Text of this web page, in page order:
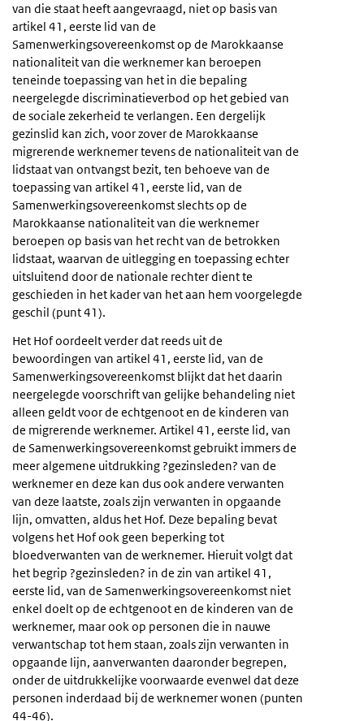
van die staat heeft aangevraagd, niet op basis van
artikel 41, eerste lid van de
Samenwerkingsovereenkomst op de Marokkaanse
nationaliteit van die werknemer kan beroepen
teneinde toepassing van het in die bepaling
neergelegde discriminatieverbod op het gebied van
de sociale zekerheid te verlangen. Een dergelijk
gezinslid kan zich, voor zover de Marokkaanse
migrerende werknemer tevens de nationaliteit van de
lidstaat van ontvangst bezit, ten behoeve van de
toepassing van artikel 41, eerste lid, van de
Samenwerkingsovereenkomst slechts op de
Marokkaanse nationaliteit van die werknemer
beroepen op basis van het recht van de betrokken
lidstaat, waarvan de uitlegging en toepassing echter
uitsluitend door de nationale rechter dient te
geschieden in het kader van het aan hem voorgelegde
geschil (punt 41).
Het Hof oordeelt verder dat reeds uit de
bewoordingen van artikel 41, eerste lid, van de
Samenwerkingsovereenkomst blijkt dat het daarin
neergelegde voorschrift van gelijke behandeling niet
alleen geldt voor de echtgenoot en de kinderen van
de migrerende werknemer. Artikel 41, eerste lid, van
de Samenwerkingsovereenkomst gebruikt immers de
meer algemene uitdrukking ?gezinsleden? van de
werknemer en deze kan dus ook andere verwanten
van deze laatste, zoals zijn verwanten in opgaande
lijn, omvatten, aldus het Hof. Deze bepaling bevat
volgens het Hof ook geen beperking tot
bloedverwanten van de werknemer. Hieruit volgt dat
het begrip ?gezinsleden? in de zin van artikel 41,
eerste lid, van de Samenwerkingsovereenkomst niet
enkel doelt op de echtgenoot en de kinderen van de
werknemer, maar ook op personen die in nauwe
verwantschap tot hem staan, zoals zijn verwanten in
opgaande lijn, aanverwanten daaronder begrepen,
onder de uitdrukkelijke voorwaarde evenwel dat deze
personen inderdaad bij de werknemer wonen (punten
44-46).